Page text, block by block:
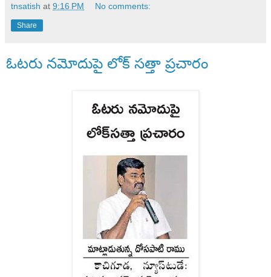
tnsatish at 9:16 PM No comments:
Share
ఓటరు నమోదుపై లోక్ సత్తా ప్రచారం